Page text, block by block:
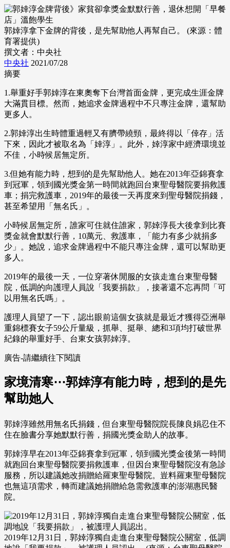
郭婞淳拿下金牌的背後，是先幫助他人再幫自己。 (來源：體
育署提供)
撰文者：中央社
中央社 2021/07/28
摘要
1.舉重好手郭婞淳在東奧奪下台灣首面金牌，更完成生涯金牌
大滿貫目標。然而，她追求金牌過程中不只專注金牌，還幫助
更多人。
2.郭婞淳出生時體重過輕又有臍帶繞頸，最終得以「倖存」活
下來，因此才被取名為「婞淳」。此外，婞淳家中經濟環境並
不佳，小時候居無定所。
3.但她有能力時，想到的是先幫助他人。她在2013年亞錦賽拿
到冠軍，領到國光獎金第一時間就跑回台東聖母醫院要捐救護
車；捐完救護車，2019年的最後一天再度來到聖母醫院捐錢，
甚至希望用「無名氏」。
小時候居無定所，誰家可住就住誰家，郭婞淳長大後拿到比賽
獎金就會默默行善，10萬元、救護車，「能力有多少就捐多
少」。她說，追求金牌過程中不能只專注金牌，還可以幫助更
多人。
2019年的最後一天，一位穿著休閒服的女孩走進台東聖母醫
院，低調的向護理人員說「我要捐款」，接著還不忘再問「可
以用無名氏嗎」。
護理人員望了一下，認出眼前這個女孩就是最近才獲得亞洲舉
重錦標賽女子59公斤量級，抓舉、挺舉、總和3項均打破世界
紀錄的舉重好手、台東女孩郭婞淳。
廣告-請繼續往下閱讀
家境清寒⋯郭婞淳有能力時，想到的是先
幫助她人
郭婞淳雖然用無名氏捐錢，但台東聖母醫院院長陳良娟忍住不
住在臉書分享她默默行善，捐國光獎金助人的故事。
郭婞淳早在2013年亞錦賽拿到冠軍，領到國光獎金後第一時間
就跑回台東聖母醫院要捐救護車，但因台東聖母醫院沒有急診
服務，所以建議她改捐贈給羅東聖母醫院。豈料羅東聖母醫院
也無這項需求，轉而建議她捐贈給急需救護車的澎湖惠民醫
院。
2019年12月31日，郭婞淳獨自走進台東聖母醫院公關室，低調